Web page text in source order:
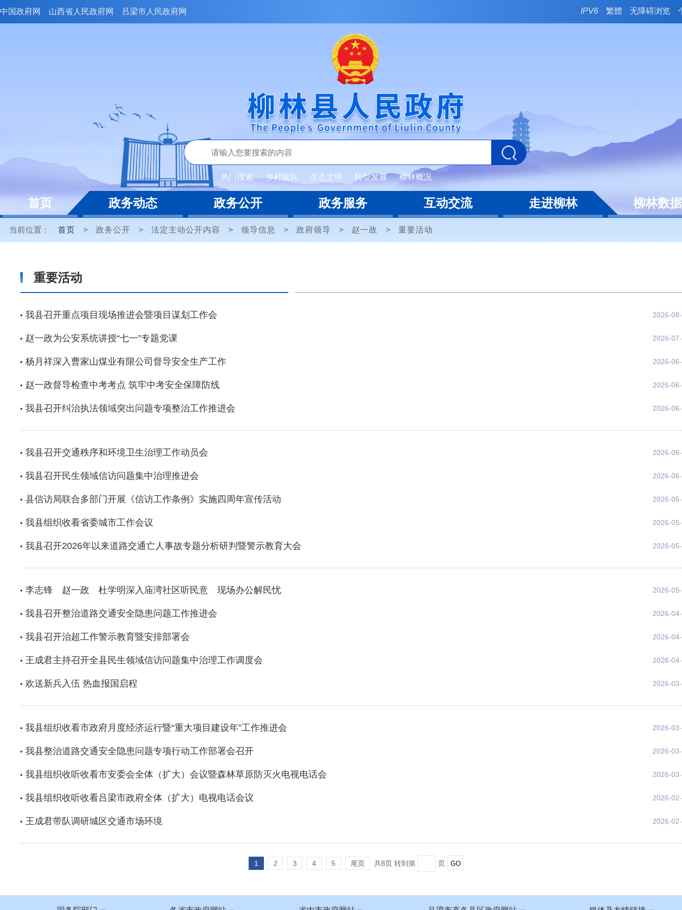
中国政府网 山西省人民政府网 吕梁市人民政府网 IPV6 繁體 无障碍浏览
热门搜索 乡村振兴 生态文明 转型发展 柳林概况
首页 政务动态 政务公开 政务服务 互动交流 走进柳林 柳林数据
当前位置： 首页 > 政务公开 > 法定主动公开内容 > 领导信息 > 政府领导 > 赵一政 > 重要活动
重要活动
我县召开重点项目现场推进会暨项目谋划工作会 2026-
赵一政为公安系统讲授“七一”专题党课 2026-
杨月祥深入曹家山煤业有限公司督导安全生产工作 2026-
赵一政督导检查中考考点 筑牢中考安全保障防线 2026-
我县召开纠治执法领域突出问题专项整治工作推进会 2026-
我县召开交通秩序和环境卫生治理工作动员会 2026-
我县召开民生领域信访问题集中治理推进会 2026-
县信访局联合多部门开展《信访工作条例》实施四周年宣传活动 2026-
我县组织收看省委城市工作会议 2026-
我县召开2026年以来道路交通亡人事故专题分析研判暨警示教育大会 2026-
李志锋 赵一政 杜学明深入庙湾社区听民意 现场办公解民忧 2026-
我县召开整治道路交通安全隐患问题工作推进会 2026-
我县召开治超工作警示教育暨安排部署会 2026-
王成君主持召开全县民生领域信访问题集中治理工作调度会 2026-
欢送新兵入伍 热血报国启程 2026-
我县组织收看市政府月度经济运行暨“重大项目建设年”工作推进会 2026-
我县整治道路交通安全隐患问题专项行动工作部署会召开 2026-
我县组织收听收看市安委会全体（扩大）会议暨森林草原防灭火电视电话会 2026-
我县组织收听收看吕梁市政府全体（扩大）电视电话会议 2026-
王成君带队调研城区交通市场环境 2026-
1 2 3 4 5 尾页 共8页 转到第 页